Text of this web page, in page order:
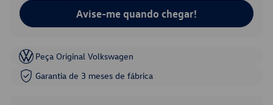
Avise-me quando chegar!
Peça Original Volkswagen
Garantia de 3 meses de fábrica